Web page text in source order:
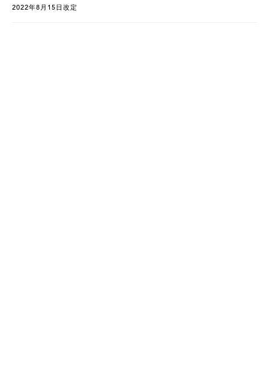
2022年8月15日改定